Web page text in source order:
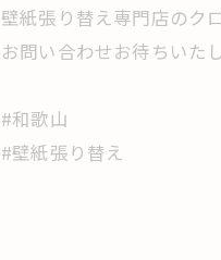
壁紙張り替え専門店のク
お問い合わせお待ちいた
#和歌山
#壁紙張り替え